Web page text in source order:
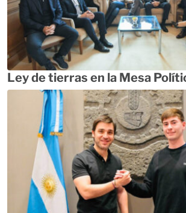
Ley de tierras en la Mesa